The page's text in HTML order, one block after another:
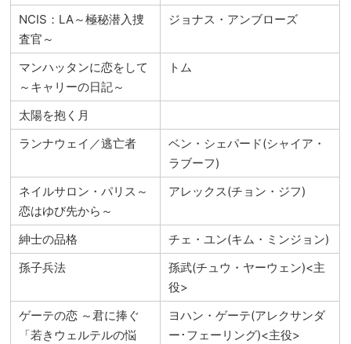
NCIS：LA～極秘潜入捜
査官～
ジョナス・アンブローズ
マンハッタンに恋をして
～キャリーの日記～
トム
太陽を抱く月
ランナウェイ／逃亡者
ベン・シェパード(シャイア・
ラブーフ)
ネイルサロン・パリス～
恋はゆび先から～
アレックス(チョン・ジフ)
紳士の品格
チェ・ユン(キム・ミンジョン)
孫子兵法
孫武(チュウ・ヤーウェン)<主
役>
ゲーテの恋 ～君に捧ぐ
「若きウェルテルの悩
ヨハン・ゲーテ(アレクサンダ
ー･フェーリング)<主役>